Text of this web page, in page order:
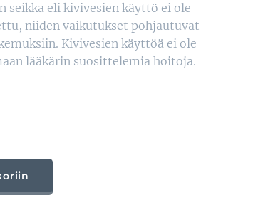
seikka eli kivivesien käyttö ei ole
niiden vaikutukset pohjautuvat
Kivivesien käyttöä ei ole
lääkärin suosittelemia hoitoja.